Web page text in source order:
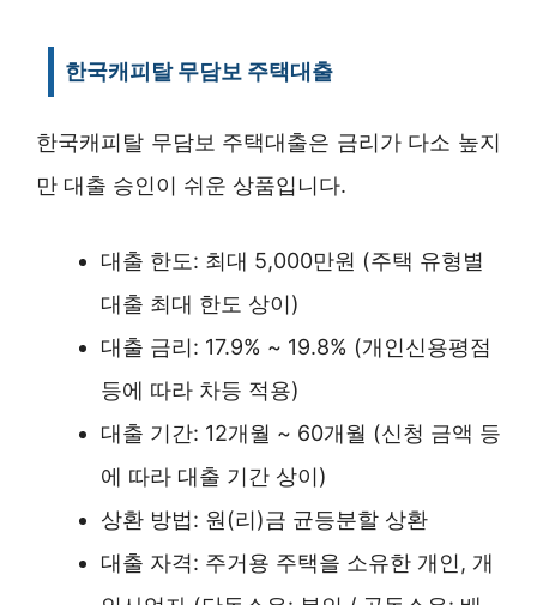
한국캐피탈 무담보 주택대출
한국캐피탈 무담보 주택대출은 금리가 다소 높지
만 대출 승인이 쉬운 상품입니다.
대출 한도: 최대 5,000만원 (주택 유형별
대출 최대 한도 상이)
대출 금리: 17.9% ~ 19.8% (개인신용평점
등에 따라 차등 적용)
대출 기간: 12개월 ~ 60개월 (신청 금액 등
에 따라 대출 기간 상이)
상환 방법: 원(리)금 균등분할 상환
대출 자격: 주거용 주택을 소유한 개인, 개